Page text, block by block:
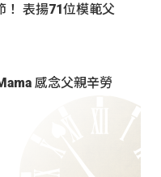
！ 表揚71位模範父
感念父親辛勞